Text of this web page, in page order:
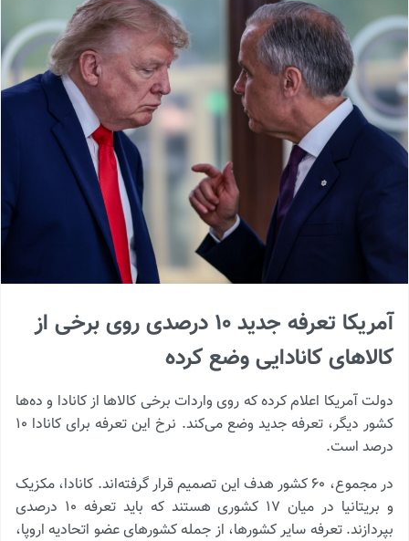
آمریکا تعرفه جدید ۱۰ درصدی روی برخی از
کالاهای کانادایی وضع کرده
دولت آمریکا اعلام کرده که روی واردات برخی کالاها از کانادا و ده‌ها
کشور دیگر، تعرفه جدید وضع می‌کند. نرخ این تعرفه برای کانادا ۱۰
درصد است.
در مجموع، ۶۰ کشور هدف این تصمیم قرار گرفته‌اند. کانادا، مکزیک
و بریتانیا در میان ۱۷ کشوری هستند که باید تعرفه ۱۰ درصدی
بپردازند. تعرفه سایر کشورها، از جمله کشورهای عضو اتحادیه اروپا،